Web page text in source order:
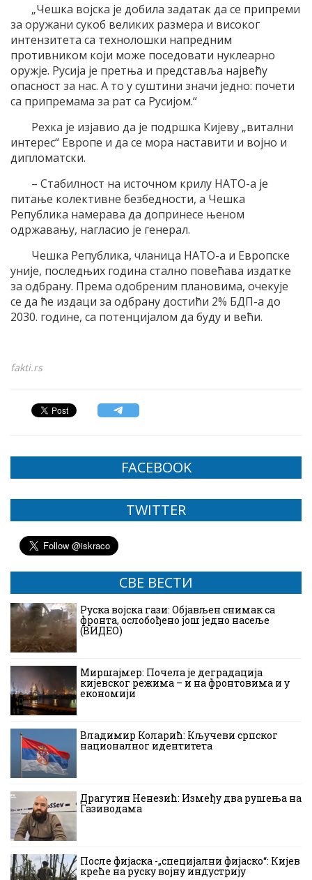
„Чешка војска је добила задатак да се припреми
за оружани сукоб великих размера и високог
интензитета са технолошки напредним
противником који може поседовати нуклеарно
оружје. Русија је претња и представља највећу
опасност за нас. А то у суштини значи једно: почети
са припремама за рат са Русијом.“
Рехка је изјавио да је подршка Кијеву „витални
интерес“ Европе и да се мора наставити и војно и
дипломатски.
– Стабилност на источном крилу НАТО-а је
питање колективне безбедности, а Чешка
Република намерава да допринесе њеном
одржавању, нагласио је генерал.
Чешка Република, чланица НАТО-а и Европске
уније, последњих година стално повећава издатке
за одбрану. Према одобреним плановима, очекује
се да ће издаци за одбрану достићи 2% БДП-а до
2030. године, са потенцијалом да буду и већи.
fakti.rs
FACEBOOK
TWITTER
СВЕ ВЕСТИ
Руска војска гази: Објављен снимак са
фронта, ослобођено још једно насеље
(ВИДЕО)
Миршајмер: Почела је деградација
кијевског режима – и на фронтовима и у
економији
Владимир Коларић: Кључеви српског
националног идентитета
Драгутин Ненезић: Између два рушења на
Газиводама
После фијаска -„специјални фијаско“: Кијев
креће на руску војну индустрију